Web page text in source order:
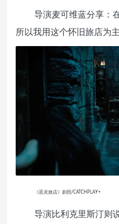
导演麦可维蓝分享：
所以我用这个怀旧旅店为
《恶灵旅店》剧照/CATCHPLAY+
导演比利克里斯汀则